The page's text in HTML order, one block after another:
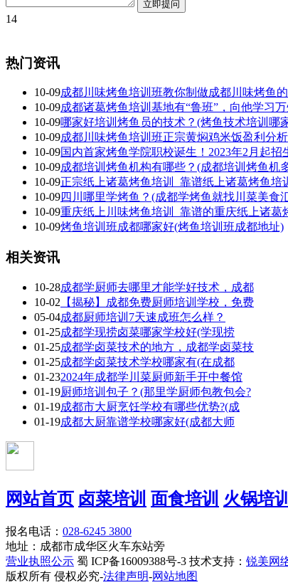
14
热门资讯
10-09成都川味烤鱼培训班教你制做成都川味烤鱼
10-09成都诸葛烤鱼培训基地有“鲁班”，向他学习
10-09哪家好培训烤鱼员的技术？(烤鱼技术培训哪
10-09成都川味烤鱼培训班正宗黄焖鸡米饭盈利分析
10-09国内首家烤鱼学院职校诞生！2023年2月起招
10-09成都培训烤鱼机构有哪些？(成都培训烤鱼机
10-09正宗纸上诸葛烤鱼培训_靠谱纸上诸葛烤鱼
10-09四川哪里学烤鱼？(成都学烤鱼就找川菜美食
10-09重庆纸上川味烤鱼培训_靠谱的重庆纸上诸葛
10-09烤鱼培训班成都哪家好(烤鱼培训班成都地址)
相关资讯
10-28成都学厨师去哪里才能学好技术，成都
10-02 【揭秘】成都免费厨师培训学校，免费
05-04成都厨师培训7天速成班怎么样？
01-25成都学现捞卤菜哪家学校好(学现捞
01-25成都学卤菜技术的地方，成都学卤菜技
01-25成都学卤菜技术学校哪家有(在成都
01-232024年成都学川菜厨师新手开中餐馆
01-19厨师培训包子？(那里学厨师包教包会?
01-19成都市大厨烹饪学校有哪些优势?(成
01-19成都大厨靠谱学校哪家好(成都大师
网站首页 卤菜培训 面食培训 火锅培训
报名电话： 028-6245 3800
地址：成都市成华区火车东站旁
营业执照公示 蜀 ICP备16009388号-3 技术支持： 锐美网
版权所有 侵权必究-法律声明-网站地图